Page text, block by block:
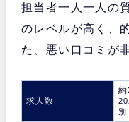
担当者一人一人の
のレベルが高く、
た、悪い口コミが
求人数
別